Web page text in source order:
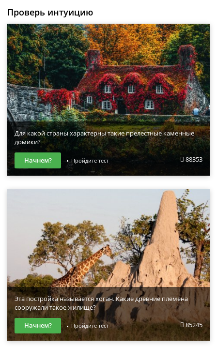
Проверь интуицию
Для какой страны характерны такие прелестные каменные
домики?
88353
Начнем? Пройдите тест
Эта постройка называется хоган. Какие древние племена
сооружали такое жилище?
85245
Начнем? Пройдите тест